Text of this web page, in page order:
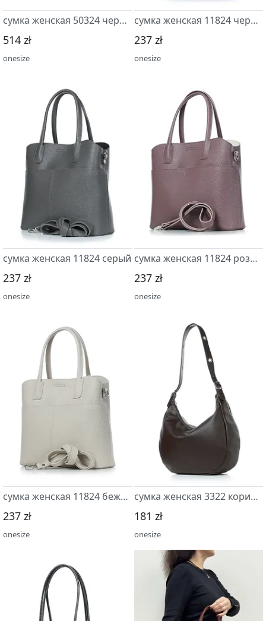
сумка женская 50324 черный
514 zł
onesize
сумка женская 11824 черный
237 zł
onesize
сумка женская 11824 серый
237 zł
onesize
сумка женская 11824 розовый т.
237 zł
onesize
сумка женская 11824 бежевый св.
237 zł
onesize
сумка женская 3322 коричневый т.
181 zł
onesize